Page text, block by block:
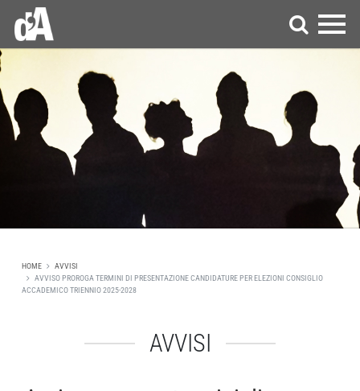
HOME
AVVISI
AVVISO PROROGA TERMINI DI PRESENTAZIONE CANDIDATURE PER ELEZIONI CONSIGLIO
ACCADEMICO TRIENNIO 2025-2028
AVVISI